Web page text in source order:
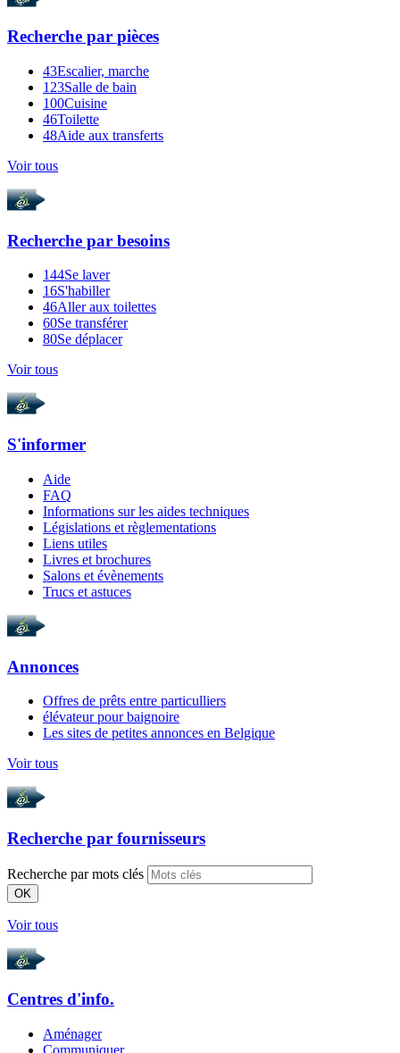
Recherche par pièces
43Escalier, marche
123Salle de bain
100Cuisine
46Toilette
48Aide aux transferts
Voir tous
Recherche par besoins
144Se laver
16S'habiller
46Aller aux toilettes
60Se transférer
80Se déplacer
Voir tous
S'informer
Aide
FAQ
Informations sur les aides techniques
Législations et règlementations
Liens utiles
Livres et brochures
Salons et évènements
Trucs et astuces
Annonces
Offres de prêts entre particulliers
élévateur pour baignoire
Les sites de petites annonces en Belgique
Voir tous
Recherche par fournisseurs
Recherche par mots clés
OK
Voir tous
Centres d'info.
Aménager